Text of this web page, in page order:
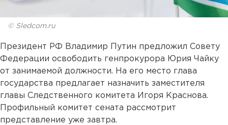
© Sledcom.ru
Президент РФ Владимир Путин предложил Совету
Федерации освободить генпрокурора Юрия Чайку
от занимаемой должности. На его место глава
государства предлагает назначить заместителя
главы Следственного комитета Игоря Краснова.
Профильный комитет сената рассмотрит
представление уже завтра.